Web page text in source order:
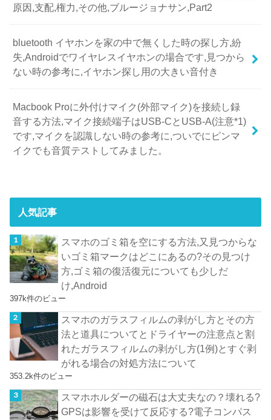
原因,支配,権力,その他,ブルージョナサン,Part2
bluetooth イヤホンを家の中で無くした時の探し方,紛
失,Androidでワイヤレスイヤホンの場合です,見つから
ない時の参考に,イヤホン探し用の大きい音付き
Macbook Proに外付けマイク(外部マイク)を接続し録
音する方法,マイク接続端子はUSB-CとUSB-A(注意*1)
です,マイクを認識しない時の参考に,ついでにピンマ
イクでも音質テストしてみました。
人気記事
スマホのゴミ箱を空にする方法,又見つからな
いゴミ箱マークはどこにあるの?その見つけ
方,ゴミ箱の復活復元についても少しだ
け,Android
397k件のビュー
スマホのガラスフィルムの剥がし方とその方
法と道具についてとドライヤーの注意点と割
れたガラスフィルムの剥がし方(1例)とすぐ剥
がれる場合の対処方法について
353.2k件のビュー
スマホホルダーの磁石は大丈夫なの？壊れる?
GPSは影響を受けて反応する?電子コンパス